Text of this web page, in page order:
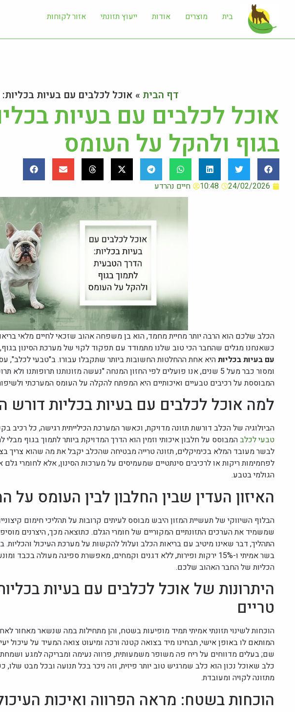
בית מוצרים אודות ייעוץ תזונתי אזור לקוחות
דף הבית » אוכל לכלבים עם בעיות
אוכל לכלבים עם בעיות
בגוף ולהקל על העומס
24/02/2026
10:48 חיים נהרדע
הכלב שלכם הוא הרבה יותר מחיית מחמד, הוא בן משפחה אהוב שזכאי לחיים מלאי
כשאנחנו מגלים שהחבר הכי טוב שלנו מתמודד עם תפקוד לקוי של מערכת הסינון
עם בעיות בכליותהיא אחת ההחלטות החשובות ביותר שתקבלו עבורו. ב"טבעי לכלב",
ומסור כבר מעל 5 שנים, אנו פועלים לפי החזון המנחה "נעשה מזונותנו תרופותנו
המבוססת על רכיבים טבעיים ואיכותיים היא המפתח להקלה על העומס המערכתי
למה אוכל לכלבים עם בעיות בכליות דורש
הביולוגיה של הכלב דורשת תזונה מדויקת, וכאשר המערכת הכילייתית רגישה, כל רכיב
טבעי לכלבהמבוסס על חלבון איכותי וזמין הוא הדרך המדויקת ביותר לתמוך בגוף מבלי
לבשר מעובד המלא בכימיקלים, תזונה טרייה מבטיחה שהכלב יקבל את מה שהוא צריך
לפחמימות ריקות או לרכיבים סינתטיים שמעמיסים על מערכות הסינון, אלא לחומרי
הגולמי בטבע.
האיזון העדין שבין החלבון לבין העומס על
שמשמיד את הערכים התזונתיים המקוריים של חומרי הגלם. כתוצאה מכך, היצרנים
התהליך, דבר שאינו מיטיב עם בריאות הכלב ועלול להקשות על מערכת העיכול והכליות.
בשר אמיתי ו-15% ירקות ופירות, ללא דגנים וקמחים, מאפשרת ספיגה מעולה
הכליות של החבר האהוב שלכם.
היתרונות של אוכל לכלבים עם בעיות
טריים
הוכחות לשינוי תזונתי אמיתי תמיד מופיעות בשטח, והן מתחילות במה שנשאר מאחור
המותאם לו באופן אישי, תבחינו מיד בצואה קטנה ורכה ומיעוט צואה המעיד על עיכול
שם; בעלים מדווחים על ריח פה משופר משמעותית, פרווה נעימה ומבריקה למגע
כלב שאוכל נכון הוא כלב שמרגיש טוב יותר פיזית, וזה ניכר בכל תנועה ובכל מבט שלו,
מתזונה לקויה ומעובדת.
הוכחות בשטח: מראה הפרווה ואיכות